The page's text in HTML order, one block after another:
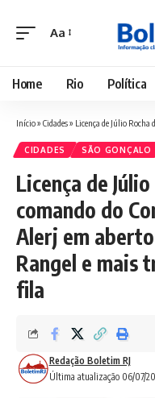
Font
Aa
Home Rio Política
Início» Cidades» Licença de Júlio Rocha deixa comando
CIDADES SÃO GONÇALO
Licença de
comando do
Alerj em
Rangel e mais
fila
Última atualização 06/07/
Redação Boletim RJ